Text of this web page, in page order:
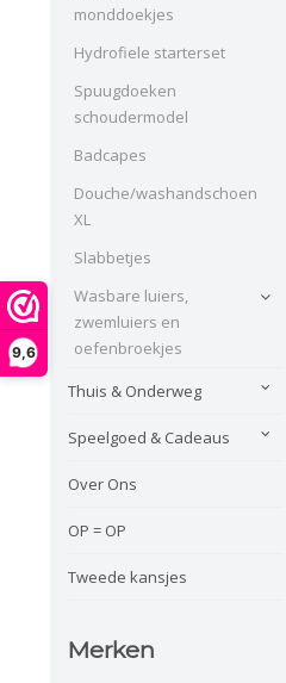
9,6
monddoekjes
Hydrofiele starterset
Spuugdoeken
schoudermodel
Badcapes
Douche/washandschoen
XL
Slabbetjes
Wasbare luiers,
zwemluiers en
oefenbroekjes
Thuis & Onderweg
Speelgoed & Cadeaus
Over Ons
OP = OP
Tweede kansjes
Merken